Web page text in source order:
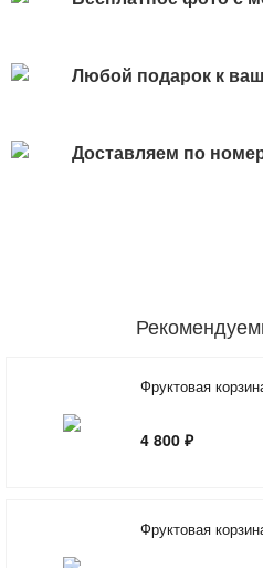
Любой подарок к
Доставляем по
Фруктовая
4 800 ₽
Фруктовая